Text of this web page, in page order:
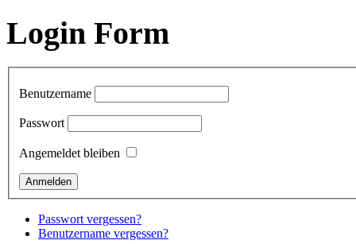
Login Form
Benutzername
Passwort
Angemeldet bleiben
Passwort vergessen?
Benutzername vergessen?